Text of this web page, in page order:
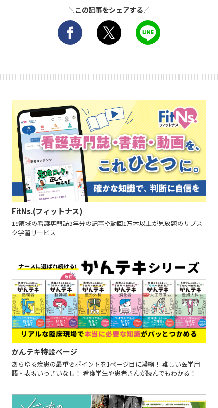
＼この記事をシェアする／
FitNs.(フィットナス)
19領域の看護専門誌3年分の記事や動画1万本以上が見放題のサブス
ク学習サービス
かんテキ特設ページ
あらゆる疾患の最重要ポイントを1ページ目に凝縮！ 難しい医学用
語・表現いっさいなし！ 看護学生や患者さんが読んでもわかる！